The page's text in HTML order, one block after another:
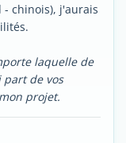
chinois), j'aurais
laquelle de
de vos
projet.